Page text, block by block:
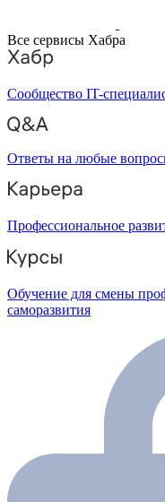
Все сервисы Хабра
Сообщество IT-
Ответы на любые
Профессиональное
Обучение для смены
саморазвития